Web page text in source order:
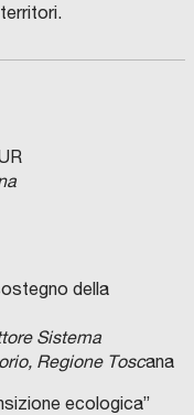
della
Sistema
Regione Toscana
ecologica”